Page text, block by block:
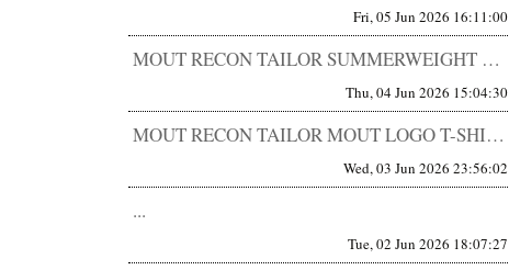
Fri, 05 Jun 2026 16:11:00
MOUT RECON TAILOR SUMMERWEIGHT MDU SHORTS MT-1906 違和感は、やがて基準...
Thu, 04 Jun 2026 15:04:30
MOUT RECON TAILOR MOUT LOGO T-SHIRTS MT-1910 機能の先に、都市がある。 昔は...
Wed, 03 Jun 2026 23:56:02
...
Tue, 02 Jun 2026 18:07:27